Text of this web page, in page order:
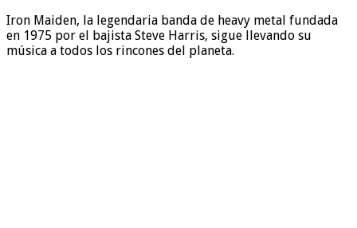
Iron Maiden, la legendaria banda de heavy metal fundada
en 1975 por el bajista Steve Harris, sigue llevando su
música a todos los rincones del planeta.